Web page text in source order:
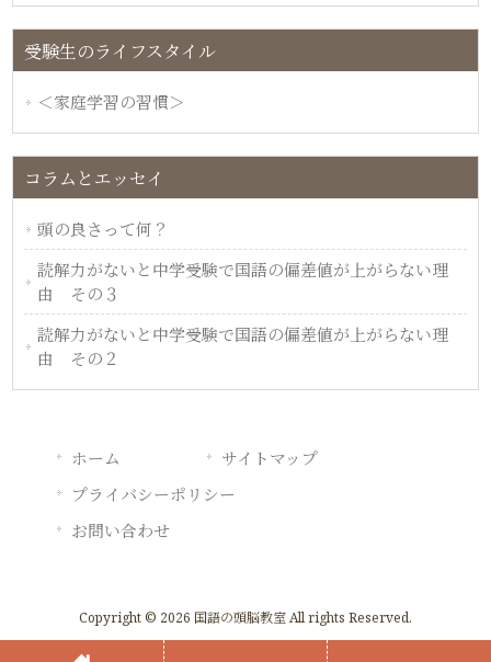
受験生のライフスタイル
＜家庭学習の習慣＞
コラムとエッセイ
頭の良さって何？
読解力がないと中学受験で国語の偏差値が上がらない理
由 その３
読解力がないと中学受験で国語の偏差値が上がらない理
由 その２
ホーム
サイトマップ
プライバシーポリシー
お問い合わせ
Copyright © 2026 国語の頭脳教室 All rights Reserved.